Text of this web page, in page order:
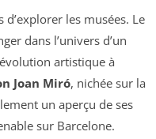
les musées. Le
dans l’univers d’un
artistique à
Joan Miró, nichée sur la
un aperçu de ses
sur Barcelone.